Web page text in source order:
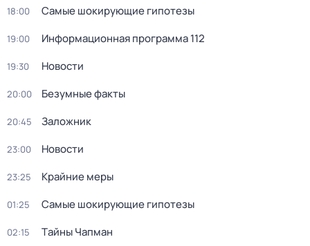
18:00 Самые шoкиpующие гипотезы
19:00 Информационная программа 112
19:30 Новости
20:00 Безумные факты
20:45 Заложник
23:00 Новости
23:25 Крайние меры
01:25 Самые шoкиpующие гипотезы
02:15 Тaйны Чапман